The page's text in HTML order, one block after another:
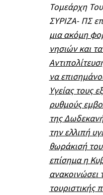
Τομεάρχη
ΣΥΡΙΖΑ- ΠΣ
μια ακόμη
νησιών και
να
Υγείας τους
ρυθμούς
της
την ελλιπή
θωράκισή
επίσημα η
ανακοινώσει
τουριστικής